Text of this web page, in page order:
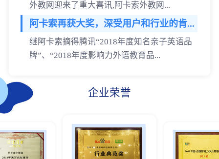
外教网迎来了重大喜讯,阿卡索外教网...
阿卡索再获大奖，深受用户和行业的肯...
继阿卡索摘得腾讯“2018年度知名亲子英语品
牌”、“2018年度影响力外语教育品...
企业荣誉